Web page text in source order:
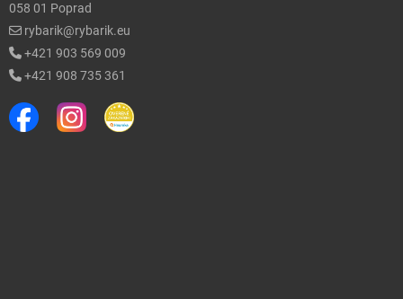
058 01 Poprad
rybarik@rybarik.eu
+421 903 569 009
+421 908 735 361